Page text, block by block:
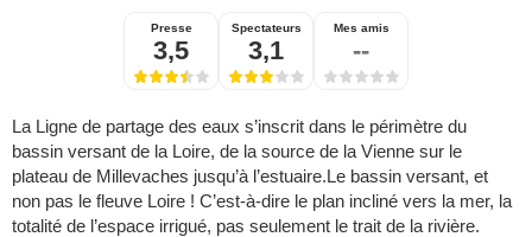
Presse
3,5
Spectateurs
3,1
Mes amis
--
La Ligne de partage des eaux s’inscrit dans le périmètre du
bassin versant de la Loire, de la source de la Vienne sur le
plateau de Millevaches jusqu’à l’estuaire.Le bassin versant, et
non pas le fleuve Loire ! C’est-à-dire le plan incliné vers la mer, la
totalité de l’espace irrigué, pas seulement le trait de la rivière.